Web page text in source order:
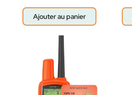
Ajouter au panier